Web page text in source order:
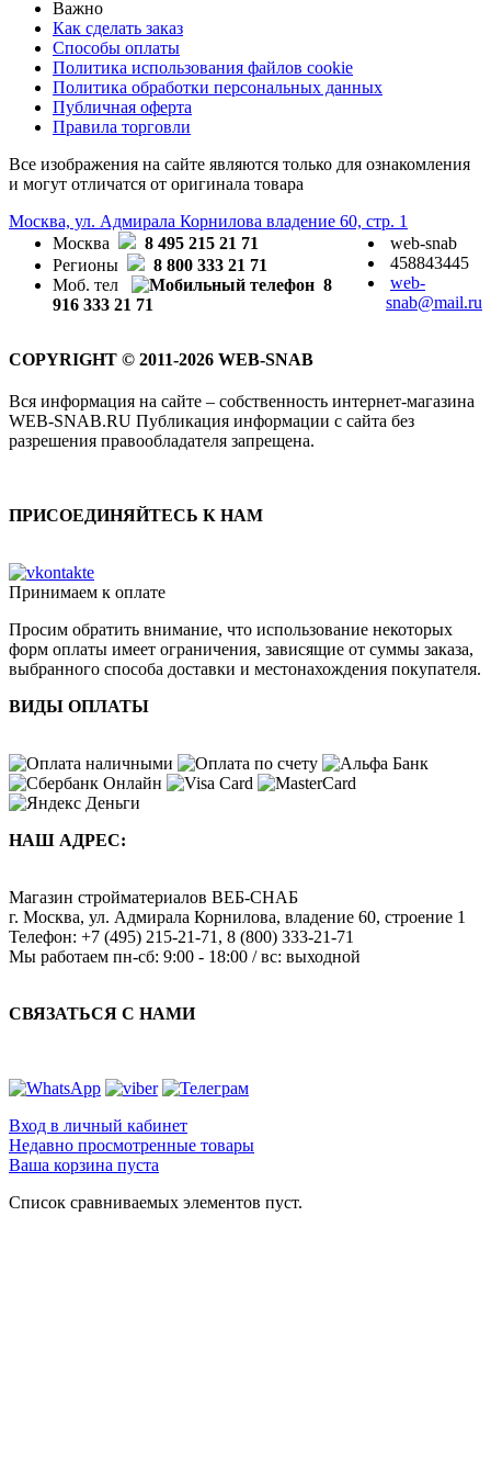
Важно
Как сделать заказ
Способы оплаты
Политика использования файлов cookie
Политика обработки персональных данных
Публичная оферта
Правила торговли
Все изображения на сайте являются только для ознакомления
и могут отличатся от оригинала товара
Москва, ул. Адмирала Корнилова владение 60, стр. 1
Москва
8 495 215 21 71
Регионы
8 800 333 21 71
Моб. тел
8
916 333 21 71
web-snab
458843445
web-
snab@mail.ru
COPYRIGHT © 2011-2026 WEB-SNAB
Вся информация на сайте – собственность интернет-магазина
WEB-SNAB.RU Публикация информации с сайта без
разрешения правообладателя запрещена.
ПРИСОЕДИНЯЙТЕСЬ К НАМ
Принимаем к оплате
Просим обратить внимание, что использование некоторых
форм оплаты имеет ограничения, зависящие от суммы заказа,
выбранного способа доставки и местонахождения покупателя.
ВИДЫ ОПЛАТЫ
НАШ АДРЕС:
Магазин стройматериалов ВЕБ-СНАБ
г. Москва, ул. Адмирала Корнилова, владение 60, строение 1
Телефон: +7 (495) 215-21-71 , 8 (800) 333-21-71
Мы работаем пн-сб: 9:00 - 18:00 / вс: выходной
СВЯЗАТЬСЯ С НАМИ
Вход в личный кабинет
Недавно просмотренные товары
Ваша корзина пуста
Список сравниваемых элементов пуст.